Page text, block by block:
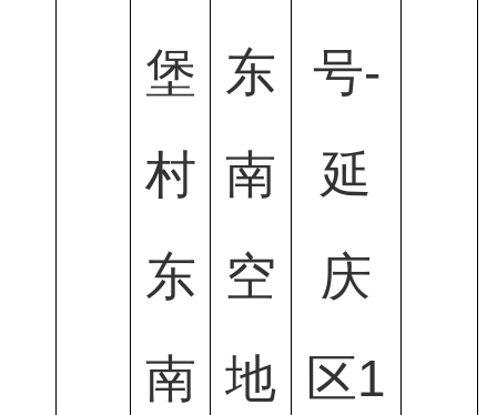
堡
村
东
南
东
南
空
地
号-
延
庆
区1